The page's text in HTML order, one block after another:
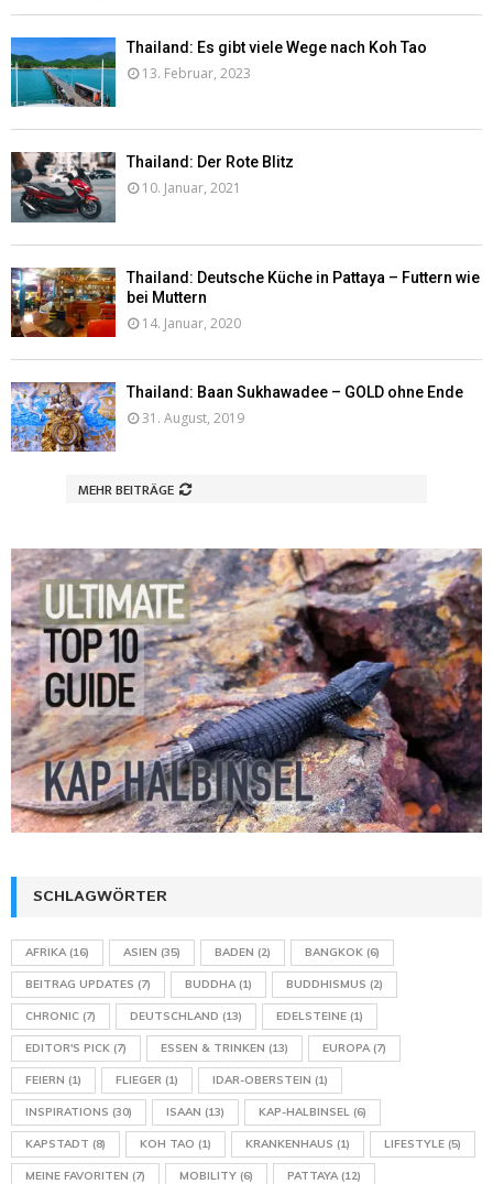
Thailand: Es gibt viele Wege nach Koh Tao
13. Februar, 2023
Thailand: Der Rote Blitz
10. Januar, 2021
Thailand: Deutsche Küche in Pattaya – Futtern wie
bei Muttern
14. Januar, 2020
Thailand: Baan Sukhawadee – GOLD ohne Ende
31. August, 2019
MEHR BEITRÄGE
SCHLAGWÖRTER
AFRIKA(16) ASIEN (35) BADEN (2) BANGKOK (6)
BEITRAG UPDATES (7) BUDDHA(1) BUDDHISMUS (2)
CHRONIC (7) DEUTSCHLAND (13) EDELSTEINE (1)
EDITOR'S PICK (7) ESSEN & TRINKEN (13) EUROPA(7)
FEIERN (1) FLIEGER (1) IDAR-OBERSTEIN (1)
INSPIRATIONS (30) ISAAN (13) KAP-HALBINSEL (6)
KAPSTADT (8) KOH TAO (1) KRANKENHAUS (1) LIFESTYLE (5)
MEINE FAVORITEN (7) MOBILITY (6) PATTAYA(12)